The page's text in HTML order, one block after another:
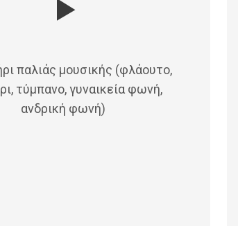
παλιάς μουσικής (φλάουτο,
τύμπανο, γυναικεία φωνή,
ανδρική φωνή)